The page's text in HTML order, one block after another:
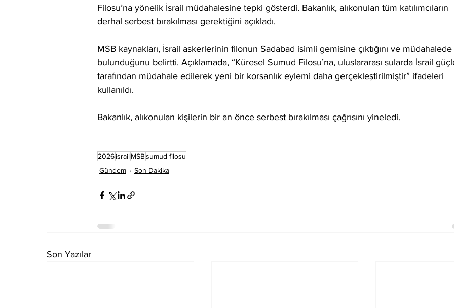
Filosu’na yönelik İsrail müdahalesine tepki gösterdi. Bakanlık, alıkonulan tüm katılımcıların
derhal serbest bırakılması gerektiğini açıkladı.
MSB kaynakları, İsrail askerlerinin filonun Sadabad isimli gemisine çıktığını ve müdahalede
bulunduğunu belirtti. Açıklamada, “Küresel Sumud Filosu’na, uluslararası sularda İsrail
tarafından müdahale edilerek yeni bir korsanlık eylemi daha gerçekleştirilmiştir” ifadeleri
kullanıldı.
Bakanlık, alıkonulan kişilerin bir an önce serbest bırakılması çağrısını yineledi.
2026israilMSBsumud filosu
Gündem
Son Dakika
Son Yazılar